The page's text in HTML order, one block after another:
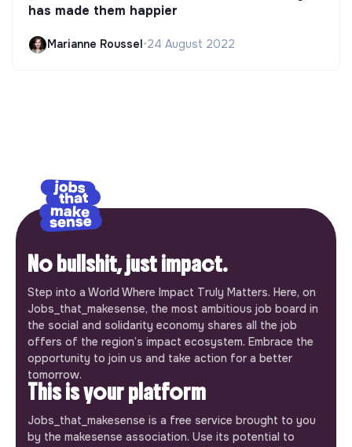
has made them happier
Marianne Roussel•24 August 2022
No bullshit, just impact.
Step into a World Where Impact Truly Matters. Here, on
Jobs_that_makesense, the most ambitious job board in
the social and solidarity economy shares all the job
offers of the region’s impact ecosystem. Embrace the
opportunity to join us and take action for a better
tomorrow.
This is your platform
Jobs_that_makesense is a free service brought to you
by the makesense association. Use its potential to